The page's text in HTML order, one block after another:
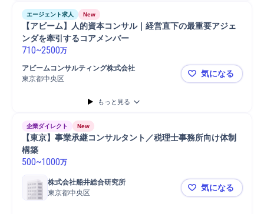
エージェント求人 New
【アビーム】人的資本コンサル｜経営直下の最重要アジェ
ンダを牽引するコアメンバー
710~2500万
アビームコンサルティング株式会社
東京都中央区
【アビーム
気になる
もっと見る
企業ダイレクト New
【東京】事業承継コンサルタント／税理士事務所向け体制
構築
500~1000万
株式会社船井総合研究所
東京都中央区
【東京】事
気になる